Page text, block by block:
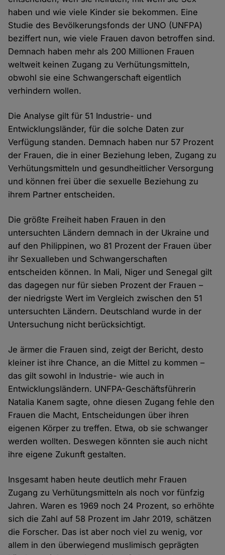
haben und wie viele Kinder sie bekommen. Eine
Studie des Bevölkerungsfonds der UNO (UNFPA)
beziffert nun, wie viele Frauen davon betroffen sind.
Demnach haben mehr als 200 Millionen Frauen
weltweit keinen Zugang zu Verhütungsmitteln,
obwohl sie eine Schwangerschaft eigentlich
verhindern wollen.
Die Analyse gilt für 51 Industrie- und
Entwicklungsländer, für die solche Daten zur
Verfügung standen. Demnach haben nur 57 Prozent
der Frauen, die in einer Beziehung leben, Zugang zu
Verhütungsmitteln und gesundheitlicher Versorgung
und können frei über die sexuelle Beziehung zu
ihrem Partner entscheiden.
Die größte Freiheit haben Frauen in den
untersuchten Ländern demnach in der Ukraine und
auf den Philippinen, wo 81 Prozent der Frauen über
ihr Sexualleben und Schwangerschaften
entscheiden können. In Mali, Niger und Senegal gilt
das dagegen nur für sieben Prozent der Frauen –
der niedrigste Wert im Vergleich zwischen den 51
untersuchten Ländern. Deutschland wurde in der
Untersuchung nicht berücksichtigt.
Je ärmer die Frauen sind, zeigt der Bericht, desto
kleiner ist ihre Chance, an die Mittel zu kommen –
das gilt sowohl in Industrie- wie auch in
Entwicklungsländern. UNFPA-Geschäftsführerin
Natalia Kanem sagte, ohne diesen Zugang fehle den
Frauen die Macht, Entscheidungen über ihren
eigenen Körper zu treffen. Etwa, ob sie schwanger
werden wollten. Deswegen könnten sie auch nicht
ihre eigene Zukunft gestalten.
Insgesamt haben heute deutlich mehr Frauen
Zugang zu Verhütungsmitteln als noch vor fünfzig
Jahren. Waren es 1969 noch 24 Prozent, so erhöhte
sich die Zahl auf 58 Prozent im Jahr 2019, schätzen
die Forscher. Das ist aber noch viel zu wenig, vor
allem in den überwiegend muslimisch geprägten